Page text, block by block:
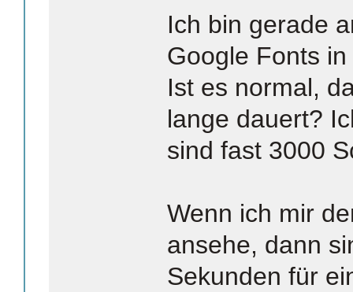
Ich bin gerade
Google Fonts
Ist es normal,
lange dauert?
sind fast 3000
Wenn ich mir
ansehe, dann
Sekunden für